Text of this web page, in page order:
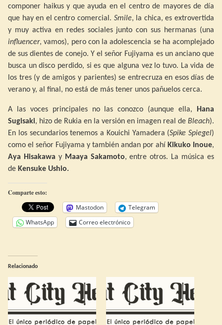
componer haikus y que ayuda en el centro de mayores de día
que hay en el centro comercial. Smile, la chica, es extrovertida
y muy activa en redes sociales junto con sus hermanas (una
influencer, vamos), pero con la adolescencia se ha acomplejado
de sus dientes de conejo. Y el señor Fujiyama es un anciano que
busca un disco perdido, si es que alguna vez lo tuvo. La vida de
los tres (y de amigos y parientes) se entrecruza en esos días de
verano y, al final, no está de más tener unos pañuelos cerca.
A las voces principales no las conozco (aunque ella, Hana
Sugisaki, hizo de Rukia en la versión en imagen real de Bleach).
En los secundarios tenemos a Kouichi Yamadera (Spike Spiegel)
como el señor Fujiyama y también andan por ahí Kikuko Inoue,
Aya Hisakawa y Maaya Sakamoto, entre otros. La música es
de Kensuke Ushio.
Comparte esto:
Mastodon
Telegram
WhatsApp
Correo electrónico
Relacionado